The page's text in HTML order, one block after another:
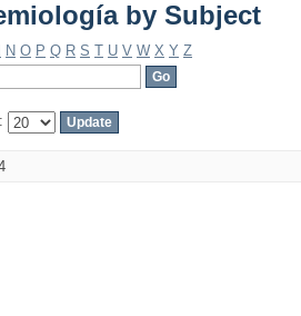
Epidemiología by
by Subject
N O P Q R S T U V W X Y Z